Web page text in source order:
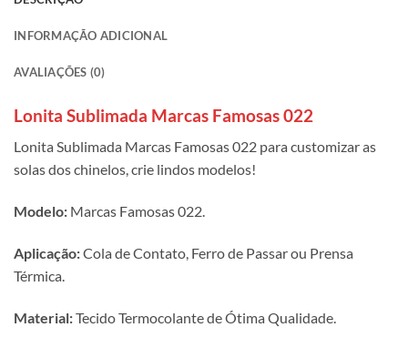
INFORMAÇÃO ADICIONAL
AVALIAÇÕES (0)
Lonita Sublimada Marcas Famosas 022
Lonita Sublimada Marcas Famosas 022 para customizar as
solas dos chinelos, crie lindos modelos!
Modelo: Marcas Famosas 022.
Aplicação:Cola de Contato, Ferro de Passar ou Prensa
Térmica.
Material:Tecido Termocolante de Ótima Qualidade.